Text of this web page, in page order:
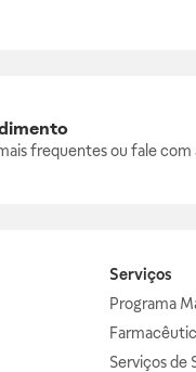
frequentes ou fale com
Serviços
Programa
Serviços de